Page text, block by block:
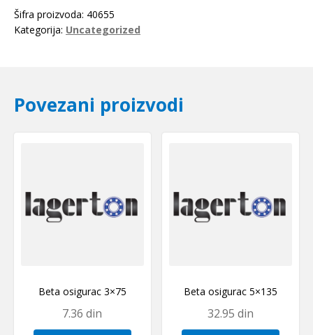
količina
Šifra proizvoda: 40655
Kategorija: Uncategorized
Povezani proizvodi
Beta osigurac 3×75
7.36din
Beta osigurac 5×135
32.95din